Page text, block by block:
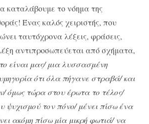
καταλάβουμε το νόημα της
Ένας καλός χειριστής, που
ταυτόχρονα λέξεις, φράσεις,
αντιπροσωπεύεται από σχήματα,
είναι μας/ μια λυσσασμένη
ότι όλα πήγανε στραβά/ και
όμως τώρα στου έρωτα το τέλος/
ψυχισμού τον πόνο/ μένει πίσω ένα
ακόμη πίσω μία μικρή φωτιά/ να